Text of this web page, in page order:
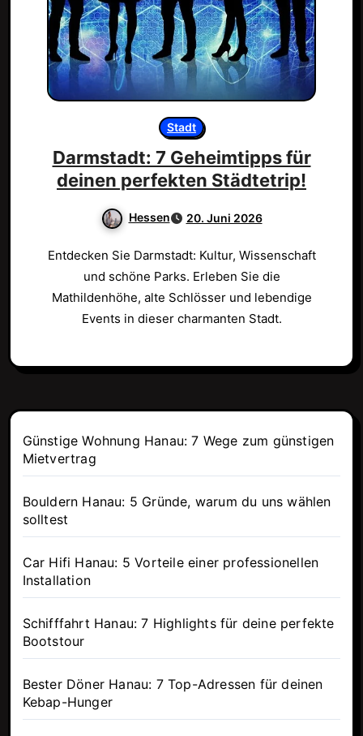
Stadt
Darmstadt: 7 Geheimtipps für
deinen perfekten Städtetrip!
Hessen 20. Juni 2026
Entdecken Sie Darmstadt: Kultur, Wissenschaft
und schöne Parks. Erleben Sie die
Mathildenhöhe, alte Schlösser und lebendige
Events in dieser charmanten Stadt.
Günstige Wohnung Hanau: 7 Wege zum günstigen
Mietvertrag
Bouldern Hanau: 5 Gründe, warum du uns wählen
solltest
Car Hifi Hanau: 5 Vorteile einer professionellen
Installation
Schifffahrt Hanau: 7 Highlights für deine perfekte
Bootstour
Bester Döner Hanau: 7 Top-Adressen für deinen
Kebap-Hunger